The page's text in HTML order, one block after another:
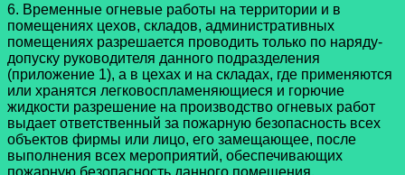
6. Временные огневые работы на территории и в
помещениях цехов, складов, административных
помещениях разрешается проводить только по наряду-
допуску руководителя данного подразделения
(приложение 1), а в цехах и на складах, где применяются
или хранятся легковоспламеняющиеся и горючие
жидкости разрешение на производство огневых работ
выдает ответственный за пожарную безопасность всех
объектов фирмы или лицо, его замещающее, после
выполнения всех мероприятий, обеспечивающих
пожарную безопасность данного помещения.